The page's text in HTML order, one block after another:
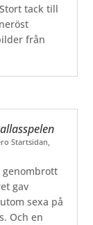
tack till
från
Startsidan,
gav
sexa på
Och en